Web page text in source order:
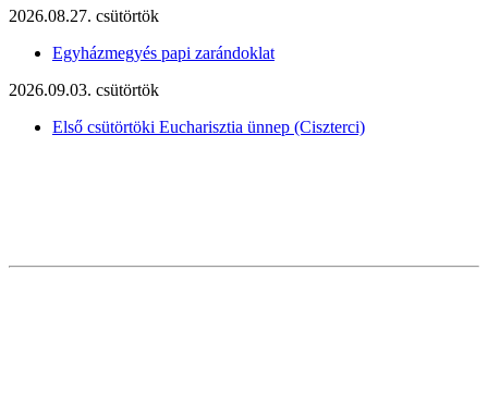
2026.08.27. csütörtök
Egyházmegyés papi zarándoklat
2026.09.03. csütörtök
Első csütörtöki Eucharisztia ünnep (Ciszterci)